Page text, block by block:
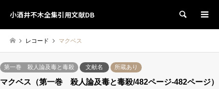
小酒井不木全集引用文献DB 検索
レコード マクベス
第一巻 殺人論及毒と毒殺 文献名 所蔵あり
マクベス（第一巻 殺人論及毒と毒殺/482ページ-482ページ）